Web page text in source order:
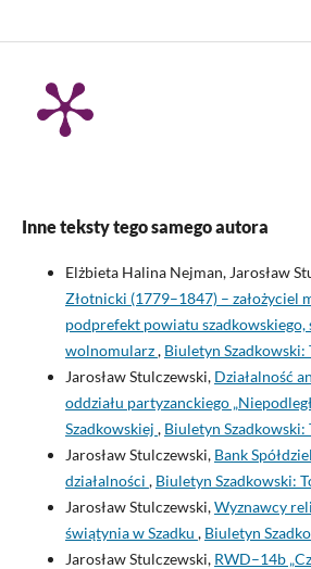
Inne teksty tego samego autora
Elżbieta Halina Nejman, Jarosław
Złotnicki (1779–1847) – założyciel
podprefekt powiatu szadkowskiego,
wolnomularz, Biuletyn Szadkowski:
Jarosław Stulczewski, Działalność
oddziału partyzanckiego
Szadkowskiej , Biuletyn Szadkowski:
Jarosław Stulczewski, Bank
działalności , Biuletyn Szadkowski:
Jarosław Stulczewski,Wyznawcy
świątynia w Szadku , Biuletyn
Jarosław Stulczewski, RWD–14b